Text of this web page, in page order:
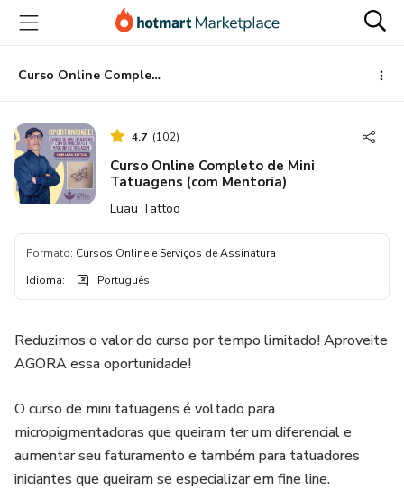
para
conteúdo
principal
para
pagamento
para
rodapé
Curso Online Completo de Mini Tatuagens (com Mentoria)
4.7 (102)
Curso Online Completo de Mini
Tatuagens (com Mentoria)
Luau Tattoo
Formato: Cursos Online e Serviços de Assinatura
Idioma: Português
Reduzimos o valor do curso por tempo limitado! Aproveite
AGORA essa oportunidade!
O curso de mini tatuagens é voltado para
micropigmentadoras que queiram ter um diferencial e
aumentar seu faturamento e também para tatuadores
iniciantes que queiram se especializar em fine line.